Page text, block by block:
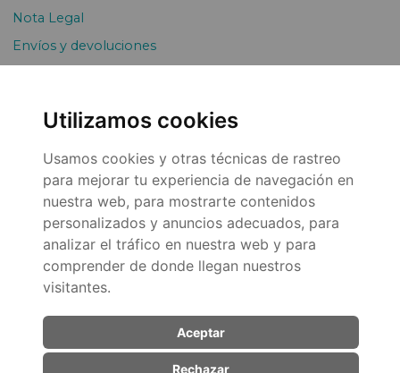
Utilizamos cookies
Usamos cookies y otras técnicas de rastreo
para mejorar tu experiencia de navegación en
nuestra web, para mostrarte contenidos
personalizados y anuncios adecuados, para
analizar el tráfico en nuestra web y para
comprender de donde llegan nuestros
visitantes.
Aceptar
Rechazar
Nota Legal
Envíos y devoluciones
© 2026